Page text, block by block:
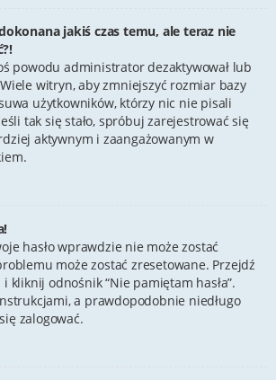
jakiś czas temu, ale teraz nie
powodu administrator dezaktywował lub
witryn, aby zmniejszyć rozmiar bazy
użytkowników, którzy nic nie pisali
tak się stało, spróbuj zarejestrować się
aktywnym i zaangażowanym w
hasło wprawdzie nie może zostać
może zostać zresetowane. Przejdź
kliknij odnośnik “Nie pamiętam hasła”.
a prawdopodobnie niedługo
zalogować.